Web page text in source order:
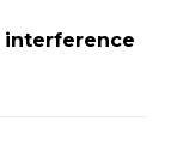
interference